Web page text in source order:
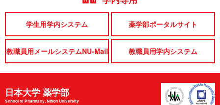
学生用学内システム 薬学部ポータルサイト
教職員用メールシステムNU-Mail 教職員用学内システム
日本大学 薬学部
School of Pharmacy, Nihon University